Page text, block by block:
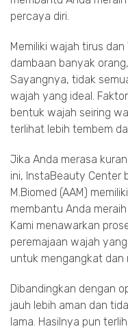
percaya diri.
Memiliki wajah tirus
dambaan banyak
Sayangnya, tidak
wajah yang ideal.
bentuk wajah seiring
terlihat lebih tembem
Jika Anda merasa
ini, InstaBeauty Center
M.Biomed (AAM)
membantu Anda
Kami menawarkan
peremajaan wajah
untuk mengangkat dan
Dibandingkan dengan
jauh lebih aman dan
lama. Hasilnya pun